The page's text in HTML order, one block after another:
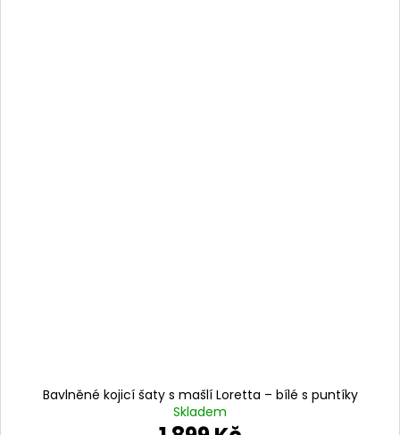
Bavlněné kojicí šaty s mašlí Loretta – bílé s puntíky
Skladem